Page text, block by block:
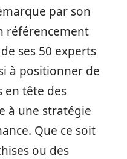
par son
référencement
ses 50 experts
à positionner de
en tête des
à une stratégie
Que ce soit
ou des